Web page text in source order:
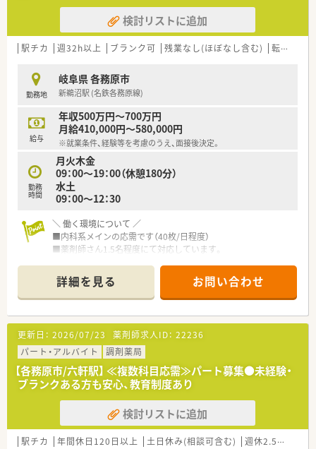
■在宅を通じて「選ばれる薬局」になるため、
処方元や介護施設と連携しています。
検討リストに追加
駅チカ 週32h以上 ブランク可 残業なし(ほぼなし含む) 転勤なし
勤務地
岐阜県 各務原市
新鵜沼駅 (名鉄各務原線)
給与
年収500万円～700万円
月給410,000円～580,000円
※就業条件、経験等を考慮のうえ、面接後決定。
勤務
時間
月火木金
09：00～19：00（休憩180分）
水土
09：00～12：30
＼ 働く環境について ／
■内科系メインの応需です（40枚/日程度）
■薬剤師さん1.5名程度にて対応しています。
す。
＼ 長く活躍している方が多い企業です ／
■幅広い年代の方が活躍中！
長く勤務できるよう、シフトや働き方にも配慮していただけま
す。
家庭の事情など、何かあった場合には相談OK！
■地域や会社のためにチャレンジしてみたいことは
積極的に応援してもらえます！
■今後の超高齢化社会に対応すべく、積極的に在宅医療に取り組
んでいます。
近隣店舗同士で協力しながら対応を進めていますので、
誰か一人だけが大変…という環境ではありません！
■自主性・組織性どちらもバランスよく、誰かひとりに負担がか
詳細を見る お問い合わせ
更新日： 2026/07/23 薬剤師求人ID： 22236
パート・アルバイト
調剤薬局
【各務原市/六軒駅】 ≪複数科目応需≫パート募集●未経験・
ブランクある方も安心、教育制度あり
検討リストに追加
駅チカ 年間休日120日以上 土日休み(相談可含む) 週休2.5日以上